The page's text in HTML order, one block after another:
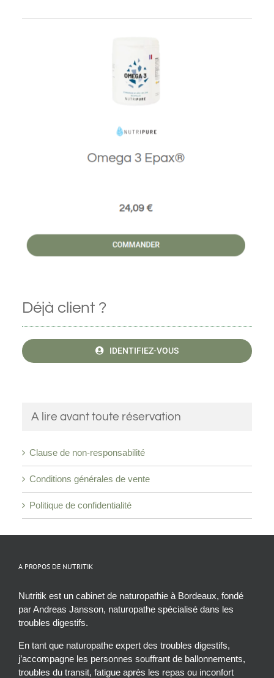
Déjà client ?
IDENTIFIEZ-VOUS
A lire avant toute réservation
Clause de non-responsabilité
Conditions générales de vente
Politique de confidentialité
A PROPOS DE NUTRITIK
Nutritik est un cabinet de naturopathie à Bordeaux, fondé
par Andreas Jansson, naturopathe spécialisé dans les
troubles digestifs.
En tant que naturopathe expert des troubles digestifs,
j’accompagne les personnes souffrant de ballonnements,
troubles du transit, fatigue après les repas ou inconfort